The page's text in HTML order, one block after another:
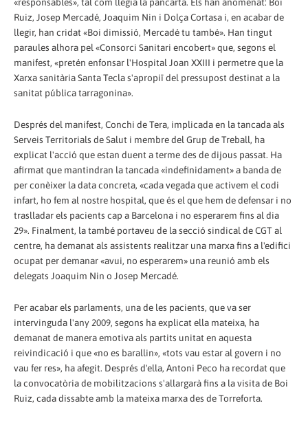
Ruiz, Josep Mercadé, Joaquim Nin i Dolça Cortasa i, en acabar de
llegir, han cridat «Boi dimissió, Mercadé tu també». Han tingut
paraules alhora pel «Consorci Sanitari encobert» que, segons el
manifest, «pretén enfonsar l'Hospital Joan XXIII i permetre que la
Xarxa sanitària Santa Tecla s'apropiï del pressupost destinat a la
sanitat pública tarragonina».
Després del manifest, Conchi de Tera, implicada en la tancada als
Serveis Territorials de Salut i membre del Grup de Treball, ha
explicat l'acció que estan duent a terme des de dijous passat. Ha
afirmat que mantindran la tancada «indefinidament» a banda de
per conèixer la data concreta, «cada vegada que activem el codi
infart, ho fem al nostre hospital, que és el que hem de defensar i no
traslladar els pacients cap a Barcelona i no esperarem fins al dia
29». Finalment, la també portaveu de la secció sindical de CGT al
centre, ha demanat als assistents realitzar una marxa fins a l'edifici
ocupat per demanar «avui, no esperarem» una reunió amb els
delegats Joaquim Nin o Josep Mercadé.
Per acabar els parlaments, una de les pacients, que va ser
intervinguda l'any 2009, segons ha explicat ella mateixa, ha
demanat de manera emotiva als partits unitat en aquesta
reivindicació i que «no es barallin», «tots vau estar al govern i no
vau fer res», ha afegit. Després d'ella, Antoni Peco ha recordat que
la convocatòria de mobilitzacions s'allargarà fins a la visita de Boi
Ruiz, cada dissabte amb la mateixa marxa des de Torreforta.